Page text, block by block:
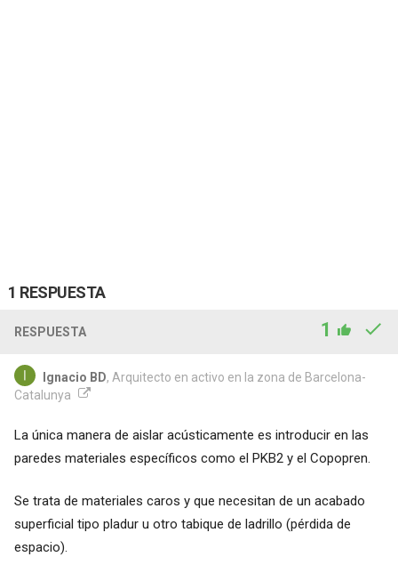
1 RESPUESTA
RESPUESTA 1
Ignacio BD, Arquitecto en activo en la zona de Barcelona-
Catalunya
La única manera de aislar acústicamente es introducir en las
paredes materiales específicos como el PKB2 y el Copopren.
Se trata de materiales caros y que necesitan de un acabado
superficial tipo pladur u otro tabique de ladrillo (pérdida de
espacio).